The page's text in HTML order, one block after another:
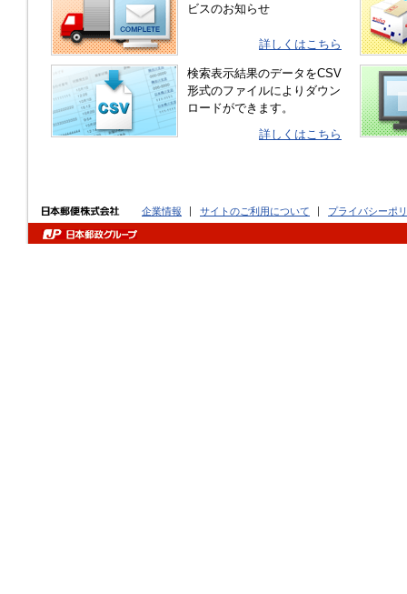
ビスのお知らせ
詳しくはこちら
検索表示結果のデータをCSV
形式のファイルによりダウン
ロードができます。
詳しくはこちら
企業情報 サイトのご利用について プライバシーポ